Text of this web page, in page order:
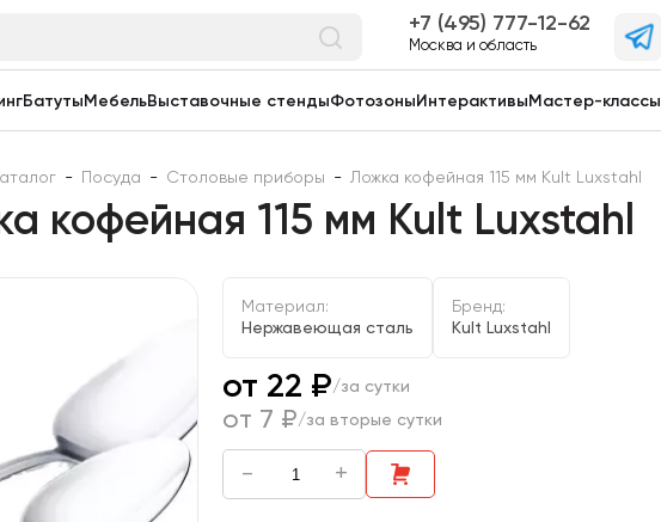
7 (495) 777-12-62
Москва и область
Батуты МебельВыставочные стендыФотозоны Интерактивы Мастер-классы
- Посуда - Столовые приборы - Ложка кофейная 115 мм Kult Luxstahl
кофейная 115 мм Kult Luxstahl
Материал:
Нержавеющая сталь
Бренд:
Kult Luxstahl
от 22 ₽/за сутки
от 7 ₽/за вторые сутки
- +